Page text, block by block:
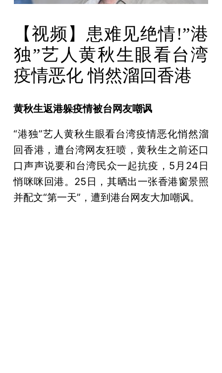
【视频】患难见绝情!”港
独”艺人黄秋生眼看台湾
疫情恶化 悄然溜回香港
黄秋生返港躲疫情被台网友嘲讽
“港独”艺人黄秋生眼看台湾疫情恶化悄然溜
回香港，遭台湾网友狂喷，黄秋生之前还口
口声声说要和台湾民众一起抗疫，5月24日
悄咪咪回港。25日，其晒出一张香港窗景照
并配文“第一天”，遭到港台网友大加嘲讽。